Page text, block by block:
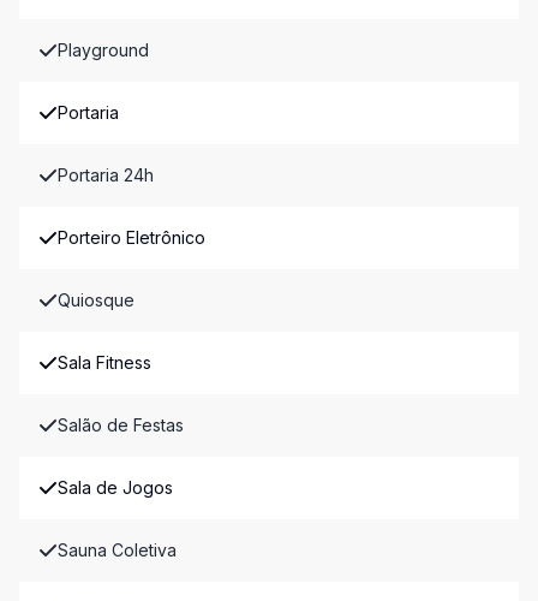
Playground
Portaria
Portaria 24h
Porteiro Eletrônico
Quiosque
Sala Fitness
Salão de Festas
Sala de Jogos
Sauna Coletiva